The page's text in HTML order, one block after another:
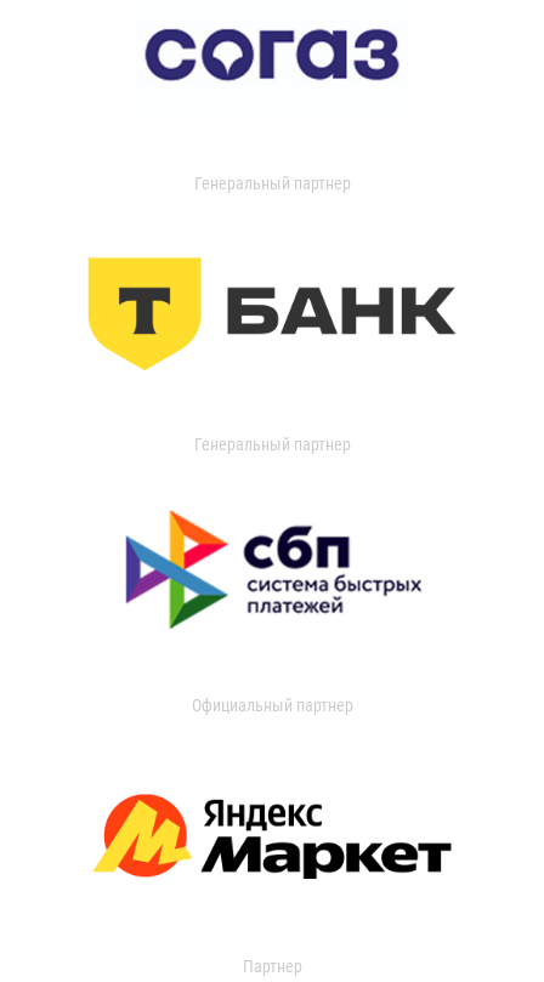
Генеральный партнер
Генеральный партнер
Официальный партнер
Партнер